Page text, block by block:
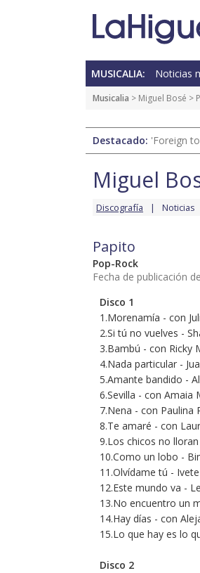
MUSICALIA: Noticias
Musicalia > Miguel Bosé >
Destacado: 'Foreign
Miguel
Discografía Noticias
Papito
Pop-Rock
Fecha de publicación
Disco 1
1.Morenamía - con
2.Si tú no vuelves -
3.Bambú - con Ricky
4.Nada particular -
5.Amante bandido -
6.Sevilla - con Amaia
7.Nena - con Paulina
8.Te amaré - con
9.Los chicos no
10.Como un lobo -
11.Olvídame tú -
12.Este mundo va -
13.No encuentro un
14.Hay días - con
15.Lo que hay es lo
Disco 2